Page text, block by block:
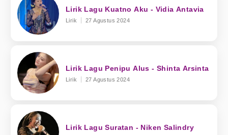
Lirik Lagu Kuatno Aku - Vidia Antavia
Lirik 27 Agustus 2024
Lirik Lagu Penipu Alus - Shinta Arsinta
Lirik 27 Agustus 2024
Lirik Lagu Suratan - Niken Salindry